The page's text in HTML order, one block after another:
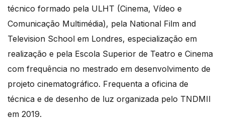
técnico formado pela ULHT (Cinema, Vídeo e
Comunicação Multimédia), pela National Film and
Television School em Londres, especialização em
realização e pela Escola Superior de Teatro e Cinema
com frequência no mestrado em desenvolvimento de
projeto cinematográfico. Frequenta a oficina de
técnica e de desenho de luz organizada pelo TNDMII
em 2019.